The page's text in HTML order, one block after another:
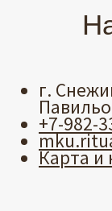
г.
+7-982-
Карта и